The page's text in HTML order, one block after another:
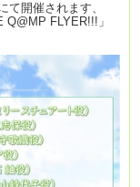
て開催されます、
FLYER!!!」